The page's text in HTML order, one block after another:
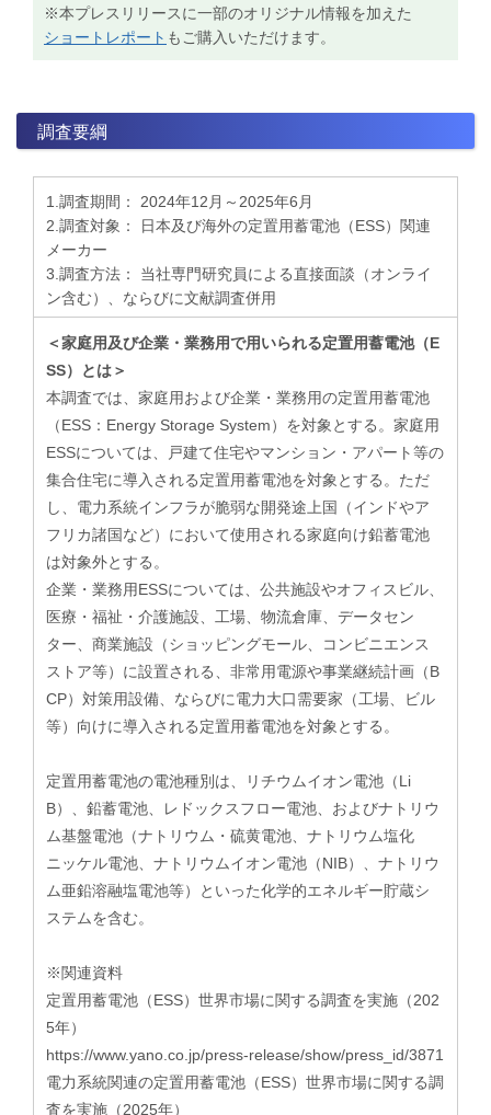
※本プレスリリースに一部のオリジナル情報を加えた
ショートレポート もご購入いただけます。
調査要綱
1.調査期間： 2024年12月～2025年6月
2.調査対象： 日本及び海外の定置用蓄電池（ESS）関連
メーカー
3.調査方法： 当社専門研究員による直接面談（オンライ
ン含む）、ならびに文献調査併用
＜家庭用及び企業・業務用で用いられる定置用蓄電池（E
SS）とは＞
本調査では、家庭用および企業・業務用の定置用蓄電池
（ESS：Energy Storage System）を対象とする。家庭用
ESSについては、戸建て住宅やマンション・アパート等の
集合住宅に導入される定置用蓄電池を対象とする。ただ
し、電力系統インフラが脆弱な開発途上国（インドやア
フリカ諸国など）において使用される家庭向け鉛蓄電池
は対象外とする。
企業・業務用ESSについては、公共施設やオフィスビル、
医療・福祉・介護施設、工場、物流倉庫、データセン
ター、商業施設（ショッピングモール、コンビニエンス
ストア等）に設置される、非常用電源や事業継続計画（B
CP）対策用設備、ならびに電力大口需要家（工場、ビル
等）向けに導入される定置用蓄電池を対象とする。
定置用蓄電池の電池種別は、リチウムイオン電池（Li
B）、鉛蓄電池、レドックスフロー電池、およびナトリウ
ム基盤電池（ナトリウム・硫黄電池、ナトリウム塩化
ニッケル電池、ナトリウムイオン電池（NIB）、ナトリウ
ム亜鉛溶融塩電池等）といった化学的エネルギー貯蔵シ
ステムを含む。
※関連資料
定置用蓄電池（ESS）世界市場に関する調査を実施（202
5年）
https://www.yano.co.jp/press-release/show/press_id/3871
電力系統関連の定置用蓄電池（ESS）世界市場に関する調
査を実施（2025年）